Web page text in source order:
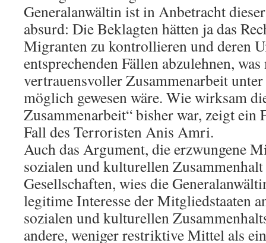
Generalanwältin ist in Anbetracht
absurd: Die Beklagten hätten ja das
Migranten zu kontrollieren und deren
entsprechenden Fällen abzulehnen,
vertrauensvoller Zusammenarbeit
möglich gewesen wäre. Wie wirksam
Zusammenarbeit“ bisher war, zeigt ein
Fall des Terroristen Anis Amri.
Auch das Argument, die erzwungene
sozialen und kulturellen
Gesellschaften, wies die
legitime Interesse der Mitgliedstaaten
sozialen und kulturellen
andere, weniger restriktive Mittel als